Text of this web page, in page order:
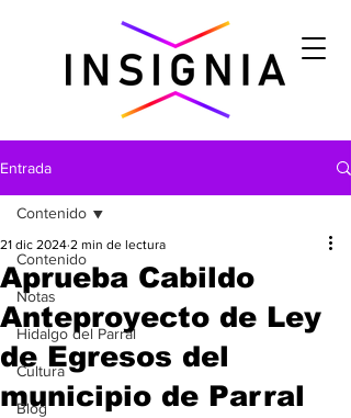
Entrada
Contenido
Notas
Hidalgo del Parral
Cultura
Blog
Contenido
Aprueba Cabildo
Anteproyecto de Ley
de Egresos del
municipio de Parral
21 dic 2024 2 min de lectura